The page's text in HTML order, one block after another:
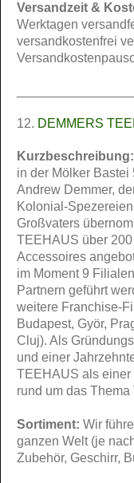
Versandzeit &
Werktagen
versandkostenfrei
12. DEMMERS
Kurzbeschreibung:
in der Mölker
Andrew Demmer,
Kolonial-Spezereien
Großvaters
TEEHAUS über
Accessoires
im Moment 9
Partnern geführt
weitere Franchise-
Budapest, Györ,
Cluj). Als
und einer
TEEHAUS als einer
rund um das Thema
Sortiment: Wir
ganzen Welt (je
Zubehör, Geschirr,